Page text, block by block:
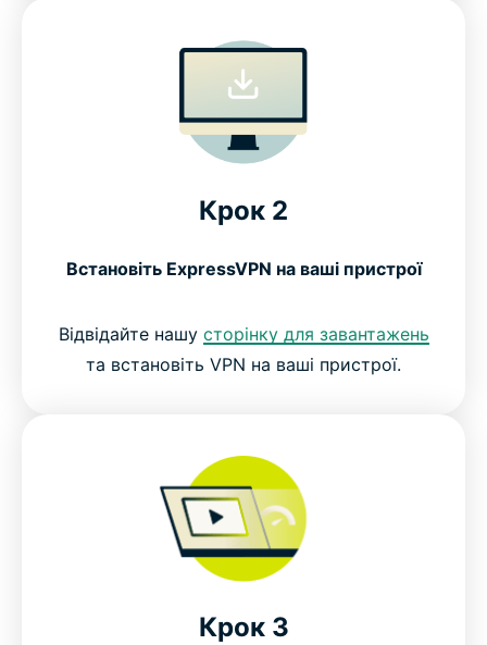
Крок 2
Встановіть ExpressVPN на ваші пристрої
Відвідайте нашу сторінку для завантажень
та встановіть VPN на ваші пристрої.
Крок 3